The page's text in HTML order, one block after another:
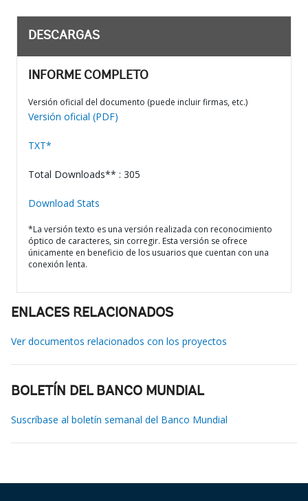
DESCARGAS
INFORME COMPLETO
Versión oficial del documento (puede incluir firmas, etc.)
Versión oficial (PDF)
TXT*
Total Downloads** : 305
Download Stats
*La versión texto es una versión realizada con reconocimiento
óptico de caracteres, sin corregir. Esta versión se ofrece
únicamente en beneficio de los usuarios que cuentan con una
conexión lenta.
ENLACES RELACIONADOS
Ver documentos relacionados con los proyectos
BOLETÍN DEL BANCO MUNDIAL
Suscríbase al boletín semanal del Banco Mundial